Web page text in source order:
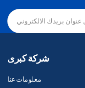
شركة كبرى
معلومات عنا